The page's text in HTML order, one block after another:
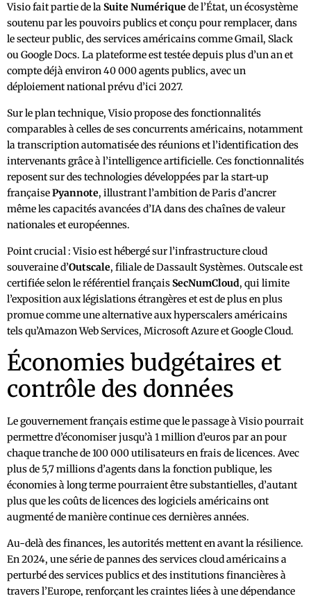
Visio fait partie de laSuite Numérique de l’État, un écosystème
soutenu par les pouvoirs publics et conçu pour remplacer, dans
le secteur public, des services américains comme Gmail, Slack
ou Google Docs. La plateforme est testée depuis plus d’un an et
compte déjà environ 40 000 agents publics, avec un
déploiement national prévu d’ici 2027.
Sur le plan technique, Visio propose des fonctionnalités
comparables à celles de ses concurrents américains, notamment
la transcription automatisée des réunions et l’identification des
intervenants grâce à l’intelligence artificielle. Ces fonctionnalités
reposent sur des technologies développées par la start-up
françaisePyannote, illustrant l’ambition de Paris d’ancrer
même les capacités avancées d’IA dans des chaînes de valeur
nationales et européennes.
Point crucial : Visio est hébergé sur l’infrastructure cloud
souveraine d’Outscale, filiale de Dassault Systèmes. Outscale est
certifiée selon le référentiel françaisSecNumCloud, qui limite
l’exposition aux législations étrangères et est de plus en plus
promue comme une alternative aux hyperscalers américains
tels qu’Amazon Web Services, Microsoft Azure et Google Cloud.
Économies budgétaires et
contrôle des données
Le gouvernement français estime que le passage à Visio pourrait
permettre d’économiser jusqu’à 1 million d’euros par an pour
chaque tranche de 100 000 utilisateurs en frais de licences. Avec
plus de 5,7 millions d’agents dans la fonction publique, les
économies à long terme pourraient être substantielles, d’autant
plus que les coûts de licences des logiciels américains ont
augmenté de manière continue ces dernières années.
Au-delà des finances, les autorités mettent en avant la résilience.
En 2024, une série de pannes des services cloud américains a
perturbé des services publics et des institutions financières à
travers l’Europe, renforçant les craintes liées à une dépendance